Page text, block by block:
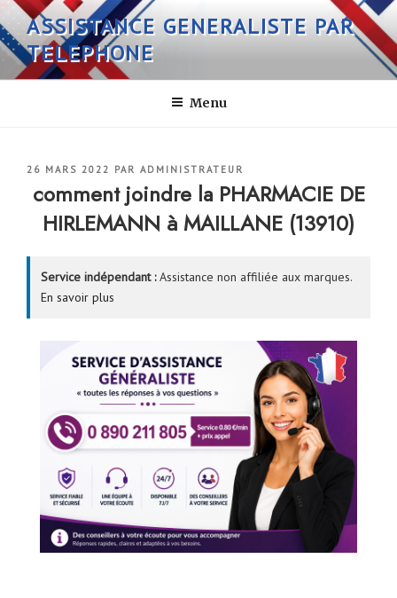
Aller
au
contenu
principal
ASSISTANCE GENERALISTE PAR
TELEPHONE
Menu
PUBLIÉ
26 MARS 2022 PAR ADMINISTRATEUR
comment joindre la PHARMACIE DE
HIRLEMANN à MAILLANE (13910)
Service indépendant :Assistance non affiliée aux marques.
En savoir plus